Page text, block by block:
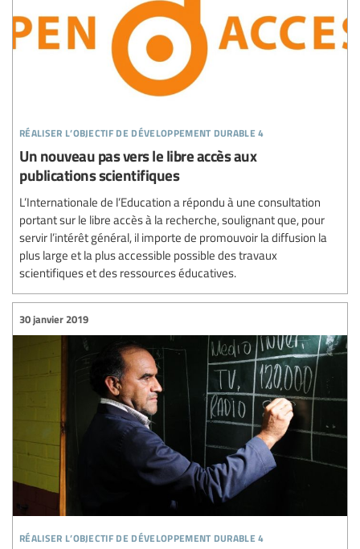
réaliser l’objectif de développement durable 4
Un nouveau pas vers le libre accès aux
publications scientifiques
L’Internationale de l’Education a répondu à une consultation
portant sur le libre accès à la recherche, soulignant que, pour
servir l’intérêt général, il importe de promouvoir la diffusion la
plus large et la plus accessible possible des travaux
scientifiques et des ressources éducatives.
réaliser l’objectif de développement durable 4
30 janvier 2019